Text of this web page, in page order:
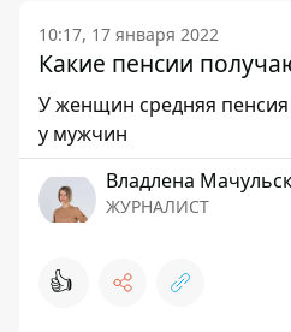
10:17, 17 января 2022
Какие пенсии
У женщин средняя
у мужчин
Владлена
ЖУРНАЛИСТ
👍